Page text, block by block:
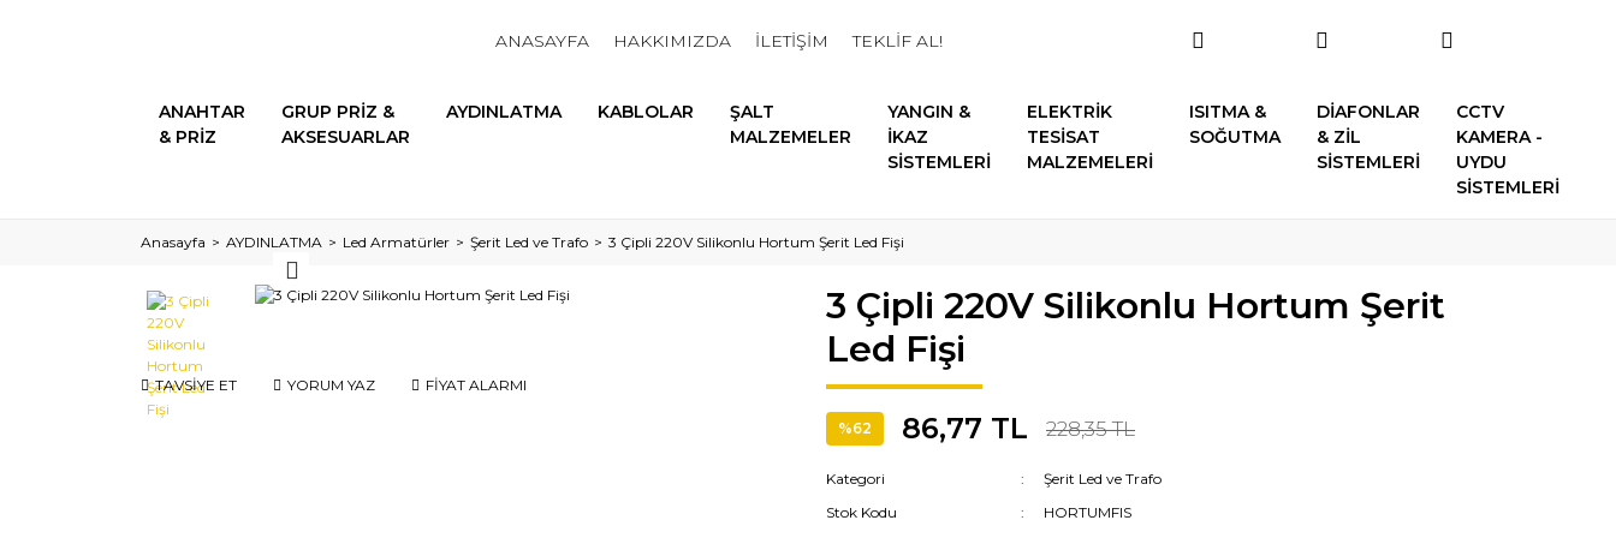
ANASAYFA HAKKIMIZDA İLETİŞİM TEKLİF AL!
ANAHTAR
& PRİZ
GRUP PRİZ &
AKSESUARLAR
AYDINLATMA KABLOLAR
ŞALT
MALZEMELER
YANGIN &
İKAZ
SİSTEMLERİ
ELEKTRİK
TESİSAT
MALZEMELERİ
ISITMA &
SOĞUTMA
DİAFONLAR
& ZİL
SİSTEMLERİ
CCTV
KAMERA -
UYDU
SİSTEMLERİ
Anasayfa AYDINLATMA Led Armatürler Şerit Led ve Trafo 3 Çipli 220V Silikonlu Hortum Şerit Led Fişi
TAVSİYE ET YORUM YAZ FİYAT ALARMI
3 Çipli 220V Silikonlu Hortum Şerit
Led Fişi
%62 86,77 TL 228,35 TL
Kategori
Şerit Led ve Trafo
Stok Kodu
HORTUMFIS